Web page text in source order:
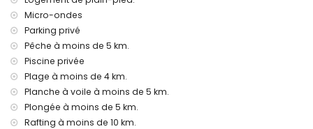
Service aéroport
Service de blanchisserie
Lit supplémentaire et lits/couffins pour enfants (sur
demande)
Activités de divertissement et de loisirs pour vos vacances
à Jávea, Costa Blanca
Cinéma, théâtre, promenade (Paseo El Arenal et Jávea) (à
moins de 5 kilomètres de la maison)
Micro-ondes
Parking privé
Pêche à moins de 5 km.
Piscine privée
Plage à moins de 4 km.
Planche à voile à moins de 5 km.
Plongée à moins de 5 km.
Rafting à moins de 10 km.